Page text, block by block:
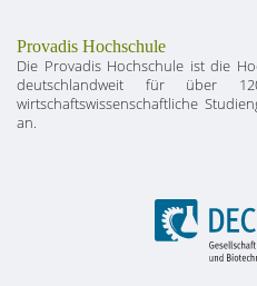
Provadis Hochschule
Die Provadis Hochschule ist die
deutschlandweit für über
wirtschaftswissenschaftliche
an.